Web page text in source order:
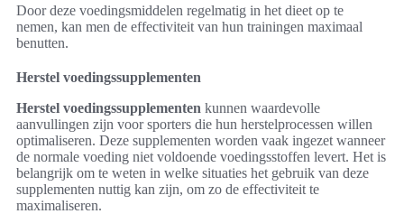
Door deze voedingsmiddelen regelmatig in het dieet op te
nemen, kan men de effectiviteit van hun trainingen maximaal
benutten.
Herstel voedingssupplementen
Herstel voedingssupplementen kunnen waardevolle
aanvullingen zijn voor sporters die hun herstelprocessen willen
optimaliseren. Deze supplementen worden vaak ingezet wanneer
de normale voeding niet voldoende voedingsstoffen levert. Het is
belangrijk om te weten in welke situaties het gebruik van deze
supplementen nuttig kan zijn, om zo de effectiviteit te
maximaliseren.